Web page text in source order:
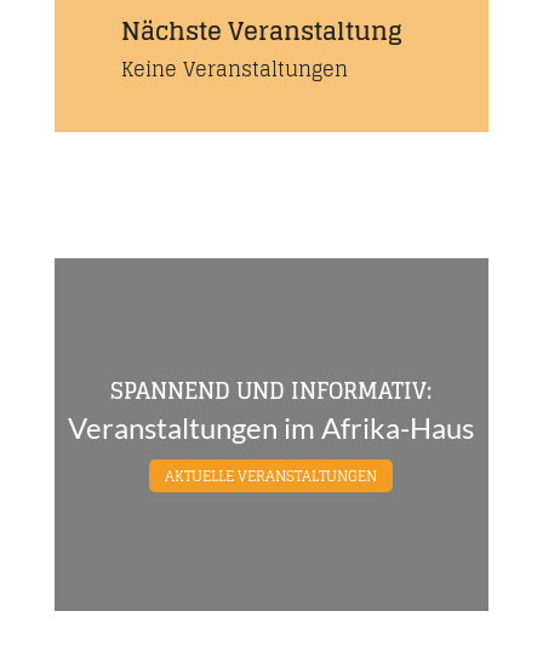
Nächste Veranstaltung
Keine Veranstaltungen
SPANNEND UND INFORMATIV:
Veranstaltungen im Afrika-Haus
AKTUELLE VERANSTALTUNGEN